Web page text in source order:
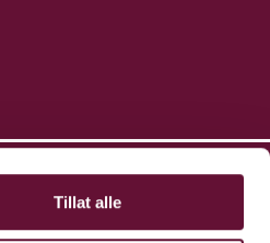
Tillat alle